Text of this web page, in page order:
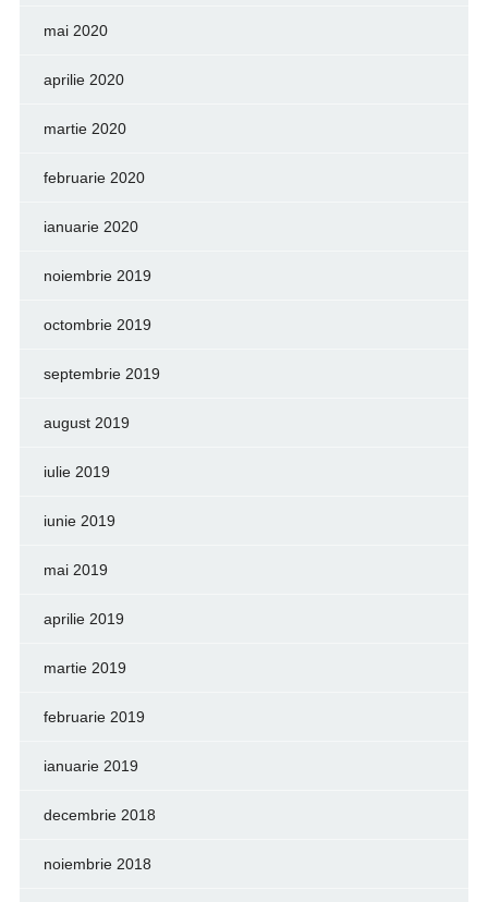
mai 2020
aprilie 2020
martie 2020
februarie 2020
ianuarie 2020
noiembrie 2019
octombrie 2019
septembrie 2019
august 2019
iulie 2019
iunie 2019
mai 2019
aprilie 2019
martie 2019
februarie 2019
ianuarie 2019
decembrie 2018
noiembrie 2018